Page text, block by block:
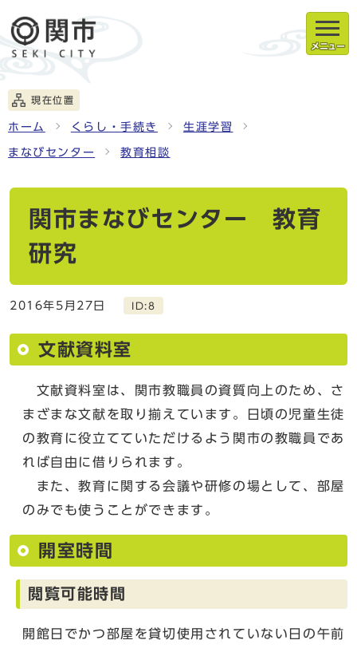
メニュー
現在位置
ホーム くらし・手続き 生涯学習
まなびセンター 教育相談
関市まなびセンター 教育
研究
2016年5月27日 ID:8
文献資料室
文献資料室は、関市教職員の資質向上のため、さ
まざまな文献を取り揃えています。日頃の児童生徒
の教育に役立てていただけるよう関市の教職員であ
れば自由に借りられます。
また、教育に関する会議や研修の場として、部屋
のみでも使うことができます。
開室時間
閲覧可能時間
開館日でかつ部屋を貸切使用されていない日の午前